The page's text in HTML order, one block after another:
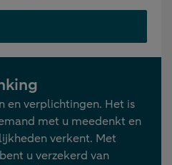
en verplichtingen. Het is
met u meedenkt en
verkent. Met
u verzekerd van